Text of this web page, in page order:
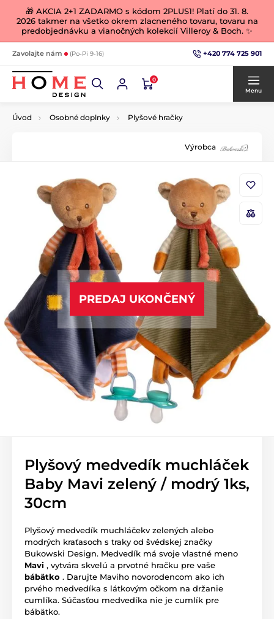
🎁 AKCIA 2+1 ZADARMO s kódom 2PLUS1! Platí do 31. 8.
2026 takmer na všetko okrem zlacneného tovaru, tovaru na
predobjednávku a vianočných kolekcií Villeroy & Boch. ✨
Zavolajte nám (Po-Pi 9-16) +420 774 725 901
0
Menu
Úvod Osobné doplnky Plyšové hračky
Výrobca
PREDAJ UKONČENÝ
Plyšový medvedík muchláček
Baby Mavi zelený / modrý 1ks,
30cm
Plyšový medvedík muchláčekv zelených alebo
modrých kraťasoch s traky od švédskej značky
Bukowski Design. Medvedík má svoje vlastné meno
Mavi , vytvára skvelú a prvotné hračku pre vaše
bábätko . Darujte Maviho novorodencom ako ich
prvého medvedíka s látkovým očkom na držanie
cumlíka. Súčasťou medvedíka nie je cumlík pre
bábätko.